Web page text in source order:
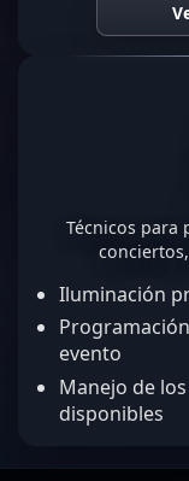
Técnicos para
Iluminación
evento
Manejo de
disponibles